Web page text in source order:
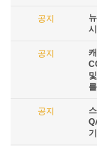
공지
공지
공지